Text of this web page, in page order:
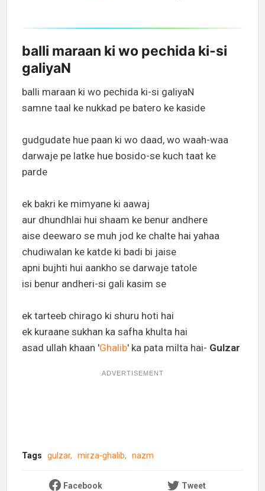
balli maraan ki wo pechida ki-si
galiyaN
balli maraan ki wo pechida ki-si galiyaN
samne taal ke nukkad pe batero ke kaside
gudgudate hue paan ki wo daad, wo waah-waa
darwaje pe latke hue bosido-se kuch taat ke
parde
ek bakri ke mimyane ki aawaj
aur dhundhlai hui shaam ke benur andhere
aise deewaro se muh jod ke chalte hai yahaa
chudiwalan ke katde ki badi bi jaise
apni bujhti hui aankho se darwaje tatole
isi benur andheri-si gali kasim se
ek tarteeb chirago ki shuru hoti hai
ek kuraane sukhan ka safha khulta hai
asad ullah khaan 'Ghalib' ka pata milta hai- Gulzar
ADVERTISEMENT
Tags gulzar mirza-ghalib nazm
Facebook Tweet